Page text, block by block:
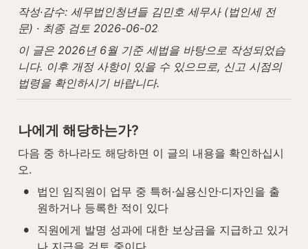
작성·감수: 세무법인청년들 김민호 세무사 (법인세 전
문) · 최종 검토 2026-06-02
이 글은 2026년 6월 기준 세법을 바탕으로 작성되었습
니다. 이후 개정 사항이 있을 수 있으므로, 신고 시점의
법령을 확인하시기 바랍니다.
나에게 해당하는가?
다음 중 하나라도 해당하면 이 글의 내용을 확인하십시
오.
•
법인 임직원이 업무 중 특허·실용신안·디자인을 출
원하거나 등록한 적이 있다
•
직원에게 발명 성과에 대한 보상금을 지급하고 있거